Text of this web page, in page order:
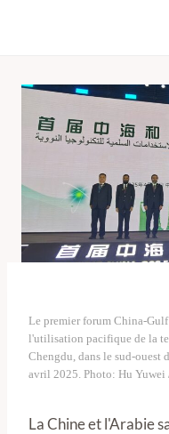
Le premier forum China-
l'utilisation pacifique de la
Chengdu, dans le sud-ouest
avril 2025. Photo: Hu Yuwei
La Chine et l'Arabie